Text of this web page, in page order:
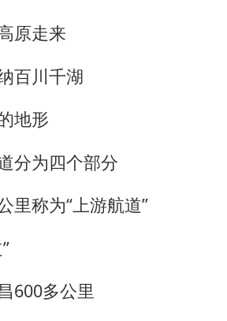
原走来
百川千湖
地形
分为四个部分
里称为“上游航道”
600多公里